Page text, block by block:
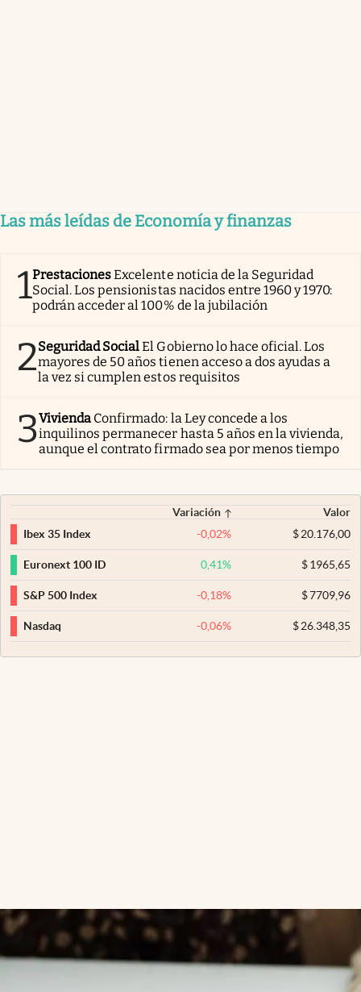
Las más leídas de Economía y finanzas
1PrestacionesExcelente noticia de la Seguridad
Social. Los pensionistas nacidos entre 1960 y 1970:
podrán acceder al 100% de la jubilación
2Seguridad SocialEl Gobierno lo hace oficial. Los
mayores de 50 años tienen acceso a dos ayudas a
la vez si cumplen estos requisitos
3Vivienda Confirmado: la Ley concede a los
inquilinos permanecer hasta 5 años en la vivienda,
aunque el contrato firmado sea por menos tiempo
Variación
Valor
Ibex 35 Index
-0,02% $20.176,00
Euronext 100 ID 0,41% $1965,65
S&P 500 Index -0,18% $7709,96
Nasdaq -0,06% $26.348,35